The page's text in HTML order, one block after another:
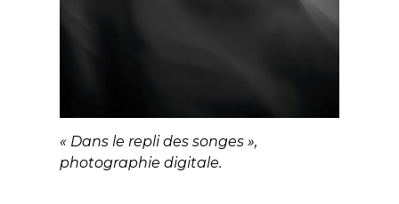
« Dans le repli des songes »,
photographie digitale.